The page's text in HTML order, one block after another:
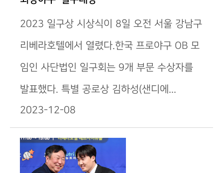
2023 일구상 시상식이 8일 오전 서울 강남구
리베라호텔에서 열렸다.한국 프로야구 OB 모
임인 사단법인 일구회는 9개 부문 수상자를
발표했다. 특별 공로상 김하성(샌디에...
2023-12-08